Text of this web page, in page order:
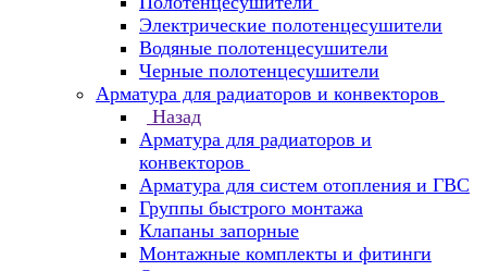
Электрические полотенцесушители
Водяные полотенцесушители
Черные полотенцесушители
Арматура для радиаторов и конвекторов
Назад
Арматура для радиаторов и
конвекторов
Арматура для систем отопления и ГВС
Группы быстрого монтажа
Клапаны запорные
Монтажные комплекты и фитинги